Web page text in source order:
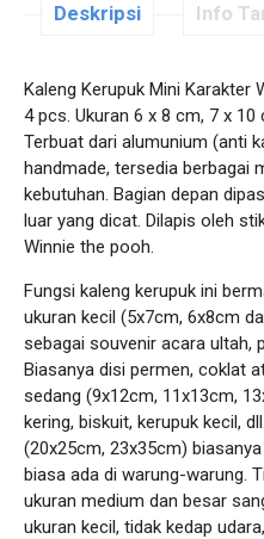
Deskripsi Info
Kaleng Kerupuk Mini Karakter
4 pcs. Ukuran 6 x 8 cm, 7 x
Terbuat dari alumunium (anti
handmade, tersedia berbagai
kebutuhan. Bagian depan
luar yang dicat. Dilapis oleh
Winnie the pooh.
Fungsi kaleng kerupuk ini
ukuran kecil (5x7cm, 6x8cm
sebagai souvenir acara ultah,
Biasanya disi permen, coklat
sedang (9x12cm, 11x13cm,
kering, biskuit, kerupuk kecil,
(20x25cm, 23x35cm)
biasa ada di warung-warung.
ukuran medium dan besar
ukuran kecil, tidak kedap